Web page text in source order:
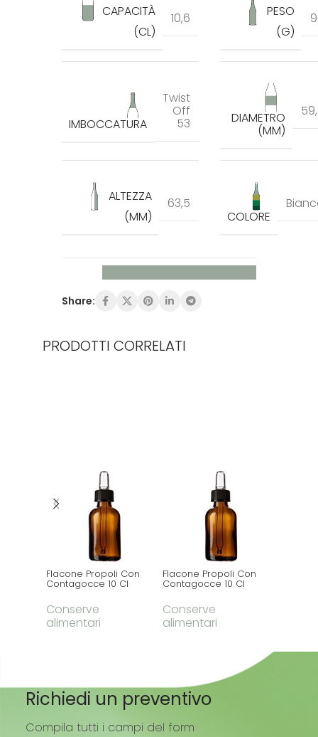
CAPACITÀ
(CL)
10,6
PESO
(G)
IMBOCCATURA
Twist
Off
53 DIAMETRO
(MM)
ALTEZZA
(MM)
63,5
COLORE
Share:
PRODOTTI CORRELATI
Flacone Propoli Con
Contagocce 10 Cl
Conserve
alimentari
Flacone Propoli Con
Contagocce 10 Cl
Conserve
alimentari
Richiedi un preventivo
Compila tutti i campi del form